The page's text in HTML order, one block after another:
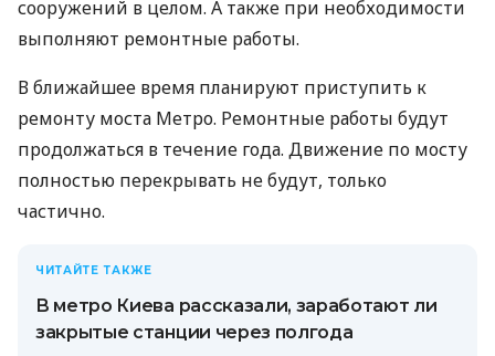
сооружений в целом. А также при необходимости
выполняют ремонтные работы.
В ближайшее время планируют приступить к
ремонту моста Метро. Ремонтные работы будут
продолжаться в течение года. Движение по мосту
полностью перекрывать не будут, только
частично.
ЧИТАЙТЕ ТАКЖЕ
В метро Киева рассказали, заработают ли
закрытые станции через полгода